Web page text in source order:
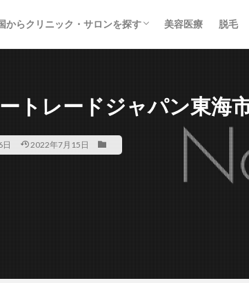
からクリニック・サロンを探す
重・まぶた
の形
顔・輪郭
身・医療ダイエット
の悩み・スキンケア
きが・多汗症
茎・ED
療脱毛
毛サロン
ーソナルジム
美容医療 脱毛
トレードジャパン東海
2022年7月15日